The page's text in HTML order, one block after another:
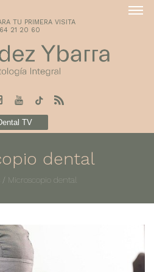
TU PRIMERA VISITA
21 20 60
TV
dental
/ Microscopio dental